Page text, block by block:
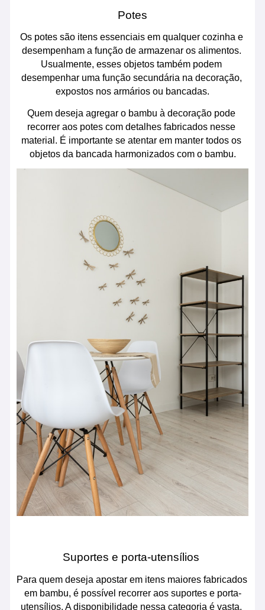
Potes
Os potes são itens essenciais em qualquer cozinha e
desempenham a função de armazenar os alimentos.
Usualmente, esses objetos também podem
desempenhar uma função secundária na decoração,
expostos nos armários ou bancadas.
Quem deseja agregar o bambu à decoração pode
recorrer aos potes com detalhes fabricados nesse
material. É importante se atentar em manter todos os
objetos da bancada harmonizados com o bambu.
Suportes e porta-utensílios
Para quem deseja apostar em itens maiores fabricados
em bambu, é possível recorrer aos suportes e porta-
utensílios. A disponibilidade nessa categoria é vasta,